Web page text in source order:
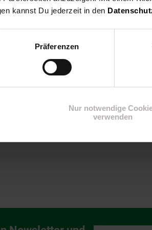
kannst Du jederzeit in den
Präferenzen
Nur notwendige
verwenden